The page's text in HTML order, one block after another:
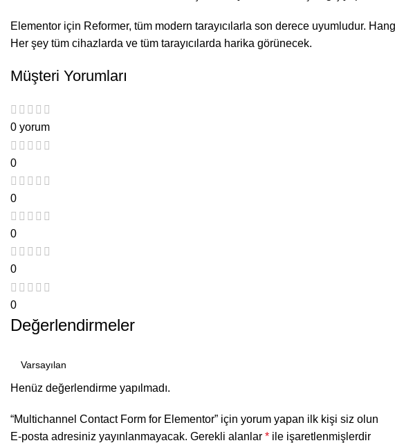
Elementor için Reformer, tüm modern tarayıcılarla son derece uyumludur.
Her şey tüm cihazlarda ve tüm tarayıcılarda harika görünecek.
Müşteri Yorumları
0 yorum
0
0
0
0
0
Değerlendirmeler
Henüz değerlendirme yapılmadı.
“Multichannel Contact Form for Elementor” için yorum yapan ilk kişi siz olun
E-posta adresiniz yayınlanmayacak. Gerekli alanlar * ile işaretlenmişlerdir